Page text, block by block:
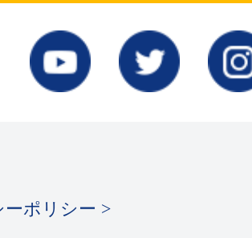
ポリシー >